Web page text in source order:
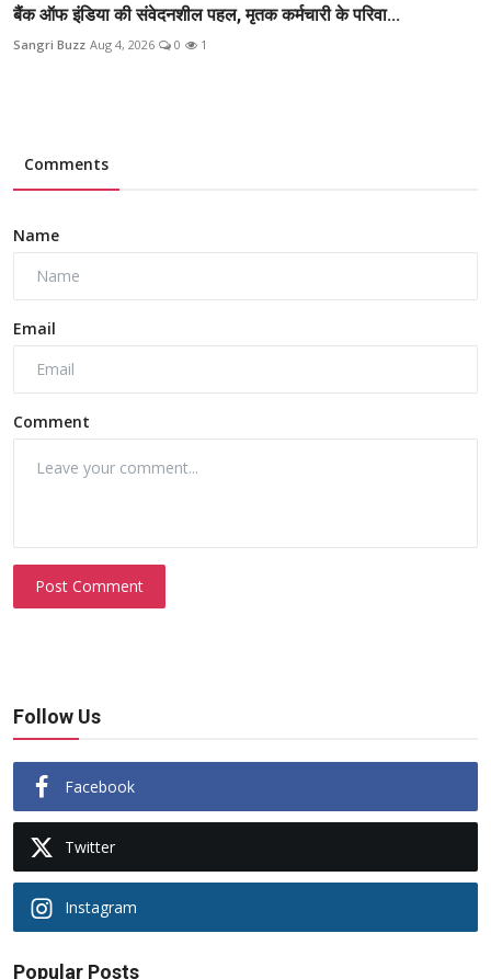
बैंक ऑफ इंडिया की संवेदनशील पहल, मृतक कर्मचारी के परिवा...
Sangri Buzz Aug 4, 2026 0 1
Comments
Name
Email
Comment
Post Comment
Follow Us
Facebook
Twitter
Instagram
Popular Posts